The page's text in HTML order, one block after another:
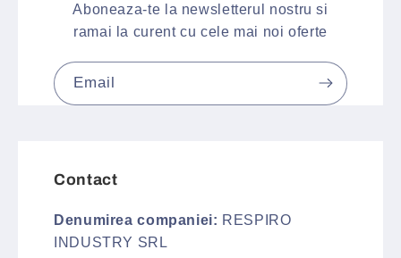
Aboneaza-te la newsletterul nostru si
ramai la curent cu cele mai noi oferte
Email
Contact
Denumirea companiei: RESPIRO
INDUSTRY SRL